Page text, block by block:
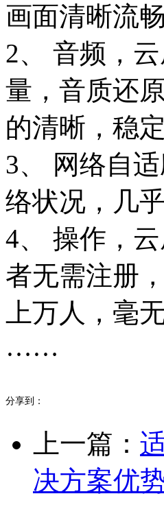
画面清晰流畅
2、 音频，
量，音质还
的清晰，稳定
3、 网络自
络状况，几
4、 操作，
者无需注册
上万人，毫
……
分享到：
上一篇：
决方案优